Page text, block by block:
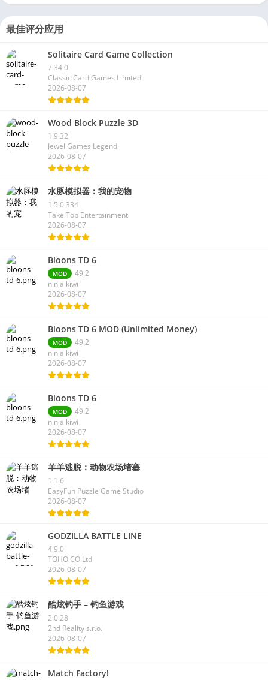
最佳评分应用
Solitaire Card Game Collection
7.34.0
Classic Card Games Limited
2026-08-07
Wood Block Puzzle 3D
1.9.32
Jewel Games Legend
2026-08-07
水豚模拟器：我的宠物
1.5.0.334
Take Top Entertainment
2026-08-07
Bloons TD 6
MOD
49.2
ninja kiwi
2026-08-07
Bloons TD 6 MOD (Unlimited Money)
MOD
49.2
ninja kiwi
2026-08-07
Bloons TD 6
MOD
49.2
ninja kiwi
2026-08-07
羊羊逃脱：动物农场堵塞
1.1.6
EasyFun Puzzle Game Studio
2026-08-07
GODZILLA BATTLE LINE
4.9.0
TOHO CO.Ltd
2026-08-07
酷炫钓手 – 钓鱼游戏
2.0.28
2nd Reality s.r.o.
2026-08-07
Match Factory!